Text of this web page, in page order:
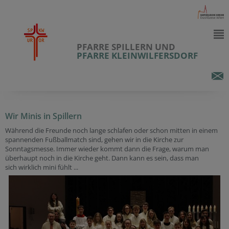
PFARRE SPILLERN UND
PFARRE KLEINWILFERSDORF
Wir Minis in Spillern
Während die Freunde noch lange schlafen oder schon mitten in einem
spannenden Fußballmatch sind, gehen wir in die Kirche zur
Sonntagsmesse. Immer wieder kommt dann die Frage, warum man
überhaupt noch in die Kirche geht. Dann kann es sein, dass man
sich wirklich mini fühlt ...